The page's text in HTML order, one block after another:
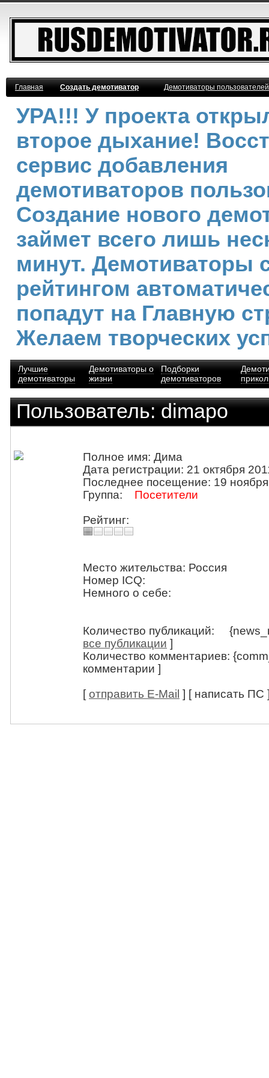
Главная Создать демотиватор Демотиваторы
УРА!!! У проекта
второе дыхание!
сервис добавления
демотиваторов
Создание нового
займет всего лишь
минут. Демотиваторы
рейтингом
попадут на Главную
Желаем творческих
Лучшие
демотиваторы
Демотиваторы о
жизни
Подборки
демотиваторов
Пользователь: dimapo
Полное имя: Дима
Дата регистрации: 21 октября
Последнее посещение: 19
Группа: Посетители
Рейтинг:
Место жительства: Россия
Номер ICQ:
Немного о себе:
Количество публикаций:
все публикации ]
Количество комментариев:
комментарии ]
[отправить E-Mail ] [ написать ПС